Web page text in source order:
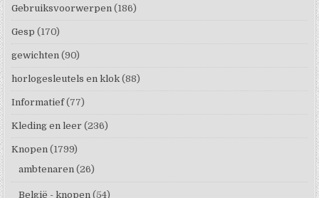
Gebruiksvoorwerpen (186)
Gesp (170)
gewichten (90)
horlogesleutels en klok (88)
Informatief (77)
Kleding en leer (236)
Knopen (1799)
ambtenaren (26)
België - knopen (54)